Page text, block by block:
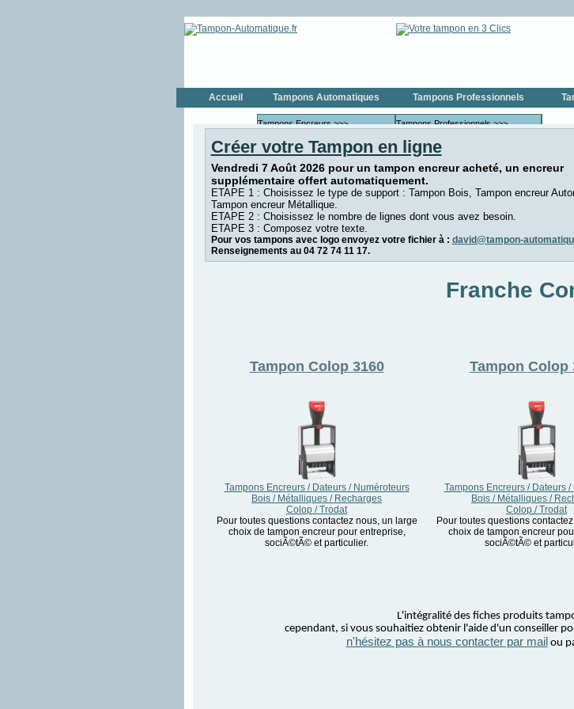
Accueil Tampons Automatiques
Tampons Encreurs >>>
Tampons Encreurs COLOP
Tampons Encreurs
TRODAT
Tampons Dateurs >>>
Tampons Dateurs COLOP
Tampons Dateurs TRODAT
Tampons Numéroteur >>>
Tampons Professionnels
Tampons Professionnels >>>
Tampons Professionnels TRODAT
Tampons Dateurs >>>
Tampons Numéroteurs >>>
Tampons Numéroteurs TRODAT
Créer votre Tampon en ligne
Vendredi 7 Août 2026 pour un tampon encreur acheté, un encreur
supplémentaire offert automatiquement.
ETAPE 1 : Choisissez le type de support : Tampon Bois, Tampon encreur
Tampon encreur Métallique.
ETAPE 2 : Choisissez le nombre de lignes dont vous avez besoin.
ETAPE 3 : Composez votre texte.
Pour vos tampons avec logo envoyez votre fichier à : david@tampon-
Renseignements au 04 72 74 11 17.
Franche
Tampon Colop 3160
Tampons Encreurs / Dateurs / Numéroteurs
Bois / Métalliques / Recharges
Colop / Trodat
Pour toutes questions contactez nous, un large
choix de tampon encreur pour entreprise,
sociÃ©tÃ© et particulier.
Tampon Colop
Tampons Encreurs / Dateurs
Bois / Métalliques /
Colop / Trodat
Pour toutes questions
choix de tampon encreur
sociÃ©tÃ© et
L'intégralité des fiches produits
cependant, si vous souhaitiez obtenir l'aide d'un conseiller
n'hésitez pas à nous contacter par mailou